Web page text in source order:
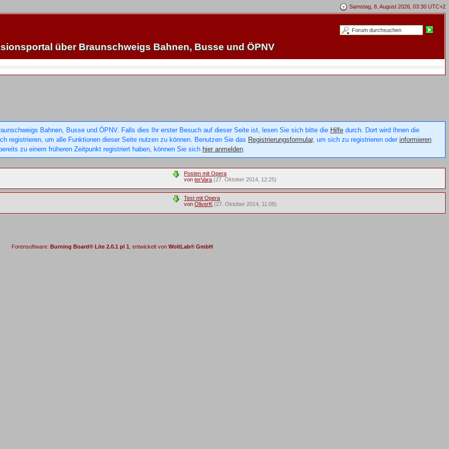
Samstag, 8. August 2026, 03:30 UTC+2
über Braunschweigs Bahnen, Busse und ÖPNV
Bahnen, Busse und ÖPNV. Falls dies Ihr erster Besuch auf dieser Seite ist, lesen Sie sich bitte die Hilfedurch. Dort wird Ihnen die
registrieren, um alle Funktionen dieser Seite nutzen zu können. Benutzen Sie das Registrierungsformular, um sich zu registrieren oder informieren
zu einem früheren Zeitpunkt registriert haben, können Sie sich hier anmelden.
Posten mit Opera
vonterVara (27. Oktober 2014, 12:25)
Test mit Opera
vonOliverK (27. Oktober 2014, 11:08)
Forensoftware: Burning Board® Lite 2.0.1 pl 1 , entwickelt von WoltLab® GmbH